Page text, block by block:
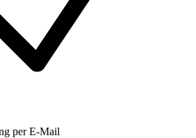
per E-Mail